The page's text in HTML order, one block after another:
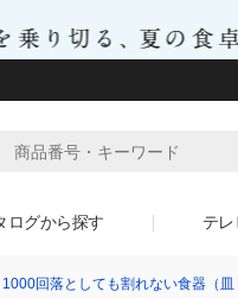
ログから探す テ
回落としても割れない食器（皿